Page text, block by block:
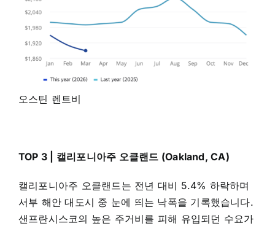
오스틴 렌트비
TOP 3 | 캘리포니아주 오클랜드 (Oakland, CA)
캘리포니아주 오클랜드는 전년 대비 5.4% 하락하며
서부 해안 대도시 중 눈에 띄는 낙폭을 기록했습니다.
샌프란시스코의 높은 주거비를 피해 유입되던 수요가